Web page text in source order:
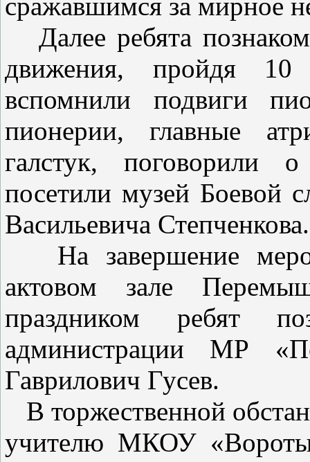
сражавшимся за мирное
Далее ребята
движения, пройдя
вспомнили подвиги
пионерии, главные
галстук, поговорили
посетили музей Боевой
Васильевича Степченкова.
На завершение
актовом зале
праздником ребят
администрации МР
Гаврилович Гусев.
В торжественной
учителю МКОУ